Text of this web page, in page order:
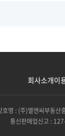
회사소개이
호명 : (주)엘앤씨부동산
통신판매업신고 :